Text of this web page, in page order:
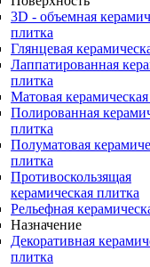
3D - объемная
плитка
Глянцевая
Лаппатированная
плитка
Матовая
Полированная
плитка
Полуматовая
плитка
Противоскользящая
керамическая плитка
Рельефная
Назначение
Декоративная
плитка